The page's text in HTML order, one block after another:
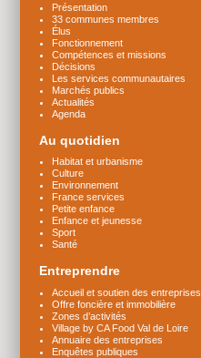
Présentation
33 communes membres
Élus
Fonctionnement
Compétences et missions
Décisions
Les services communautaires
Marchés publics
Actualités
Agenda
Au quotidien
Habitat et urbanisme
Culture
Environnement
France services
Petite enfance
Enfance et jeunesse
Sport
Santé
Entreprendre
Accueil et soutien des entreprises
Offre foncière et immobilière
Zones d’activités
Village by CA Food Val de Loire
Annuaire des entreprises
Enquêtes publiques